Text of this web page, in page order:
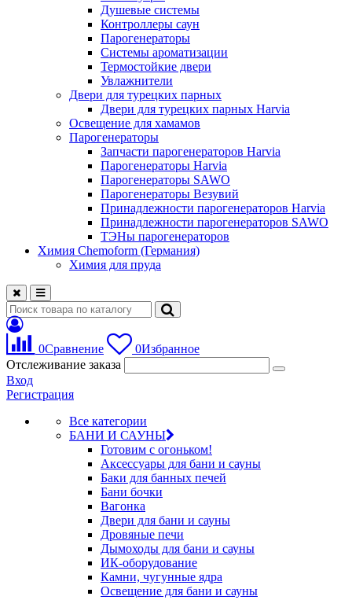
Душевые системы
Контроллеры саун
Парогенераторы
Системы ароматизации
Термостойкие двери
Увлажнители
Двери для турецких парных
Двери для турецких парных Harvia
Освещение для хамамов
Парогенераторы
Запчасти парогенераторов Harvia
Парогенераторы Harvia
Парогенераторы SAWO
Парогенераторы Везувий
Принадлежности парогенераторов Harvia
Принадлежности парогенераторов SAWO
ТЭНы парогенераторов
Химия Chemoform (Германия)
Химия для пруда
0Сравнение 0Избранное
Отслеживание заказа
Вход
Регистрация
Все категории
БАНИ И САУНЫ
Готовим с огоньком!
Аксессуары для бани и сауны
Баки для банных печей
Бани бочки
Вагонка
Двери для бани и сауны
Дровяные печи
Дымоходы для бани и сауны
ИК-оборудование
Камни, чугунные ядра
Освещение для бани и сауны